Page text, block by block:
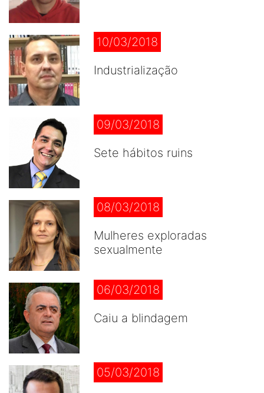
10/03/2018
Industrialização
09/03/2018
Sete hábitos ruins
08/03/2018
Mulheres exploradas
sexualmente
06/03/2018
Caiu a blindagem
05/03/2018